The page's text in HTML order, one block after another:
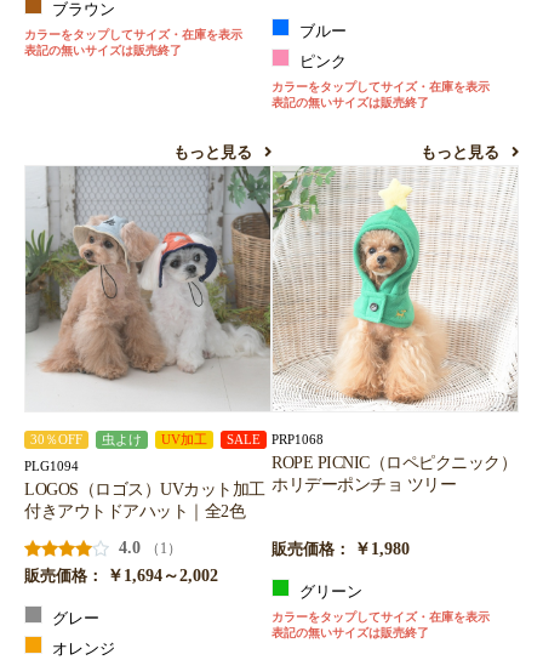
ブラウン
カラーをタップしてサイズ・在庫を表示
表記の無いサイズは販売終了
もっと見る
ブルー
ピンク
カラーをタップしてサイズ・在庫を表示
表記の無いサイズは販売終了
もっと見る
30％OFF 虫よけ UV加工 SALE
PLG1094
LOGOS（ロゴス）UVカット加工
付きアウトドアハット｜全2色
4.0
（1）
販売価格：
￥1,694～2,002
グレー
オレンジ
PRP1068
ROPE PICNIC（ロペピクニック）
ホリデーポンチョ ツリー
販売価格： ￥1,980
グリーン
カラーをタップしてサイズ・在庫を表示
表記の無いサイズは販売終了